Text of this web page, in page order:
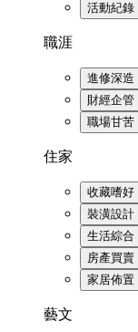
活動紀錄
職涯
進修深造
財經企管
職場甘苦
住家
收藏嗜好
裝潢設計
生活綜合
房產買賣
家居佈置
藝文